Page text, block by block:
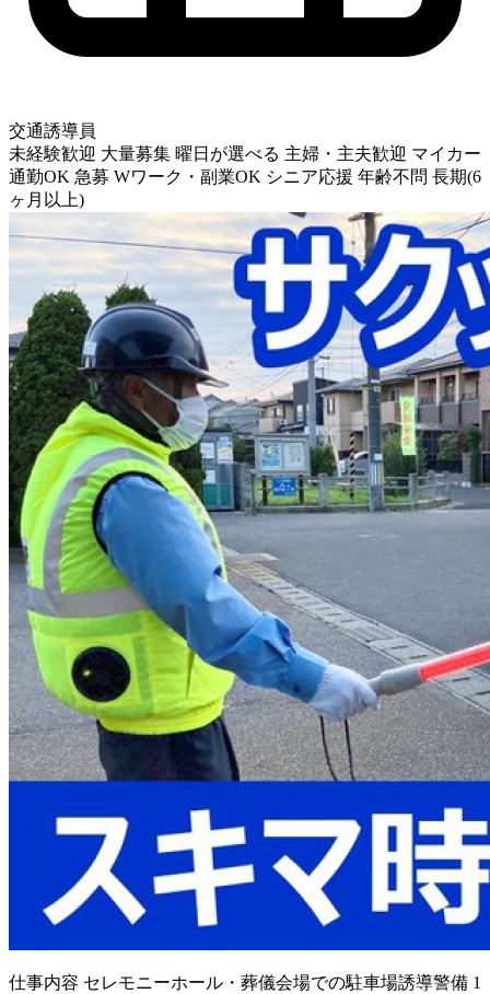
交通誘導員
未経験歓迎 大量募集 曜日が選べる 主婦・主夫歓迎 マイカー
通勤OK 急募 Wワーク・副業OK シニア応援 年齢不問 長期(6
ヶ月以上)
仕事内容 セレモニーホール・葬儀会場での駐車場誘導警備 1